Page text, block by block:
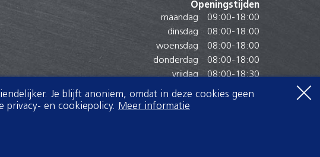
Openingstijden
maandag
09:00-18:00
dinsdag
08:00-18:00
woensdag
08:00-18:00
donderdag
08:00-18:00
vrijdag
08:00-18:30
zaterdag
07:30
zondag
Je blijft anoniem, omdat in deze cookies geen
privacy- en cookiepolicy. Meer informatie